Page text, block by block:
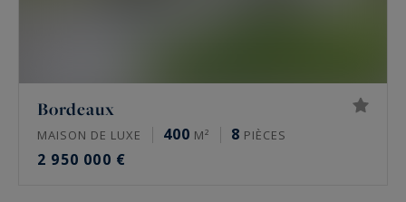
Bordeaux
MAISON DE LUXE 400 M² 8 PIÈCES
2 950 000 €